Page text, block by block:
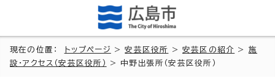
現在の位置： トップページ >安芸区役所 >安芸区の紹介 > 施
設・アクセス（安芸区役所）
> 中野出張所（安芸区役所）